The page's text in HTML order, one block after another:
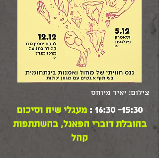
צילום: יאיר מיוחס
15:30- 16:30 :
מעגלי שיח וסיכום
בהובלת דוברי הפאנל, בהשתתפות
קהל